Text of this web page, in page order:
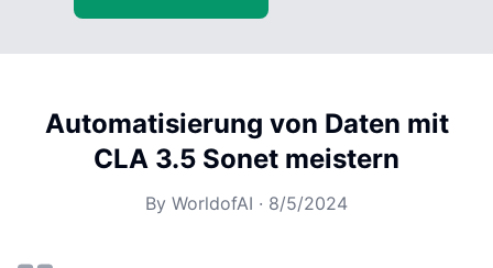
Automatisierung von Daten mit
CLA 3.5 Sonet meistern
By WorldofAI · 8/5/2024